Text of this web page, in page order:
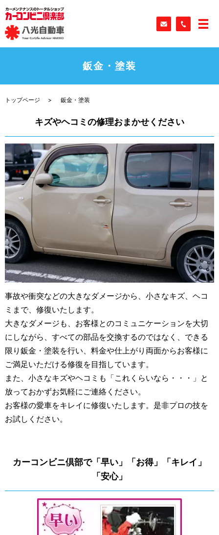
鈑金・塗装
トップページ 鈑金・塗装
キズやヘコミの修理おまかせください
事故や衝突などの大きなダメージから、小さなキズ、ヘコ
ミまで、修復いたします。
大きなダメージも、お客様とのコミュニケーションを大切
にしながら、すべての部品を交換するのではなく、できる
限り鈑金・塗装を行い、料金や仕上がり両面からお客様に
ご満足いただける修復を目指しています。
また、小さなキズやヘコミも「これくらいなら・・・」と
放っておかずお気軽にご連絡ください。
お客様の愛車をキレイに修復いたします。是非プロの技を
お試しください。
カーコンビニ倶部で「早い」「お得」「キレイ」
「安心」